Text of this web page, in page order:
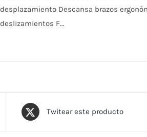
desplazamiento Descansa brazos
deslizamientos F…
Twitear este producto